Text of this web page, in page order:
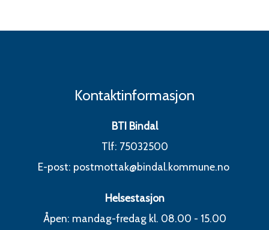
Kontaktinformasjon
BTI Bindal
Tlf: 75032500
E-post: postmottak@bindal.kommune.no
Helsestasjon
Åpen: mandag-fredag kl. 08.00 - 15.00